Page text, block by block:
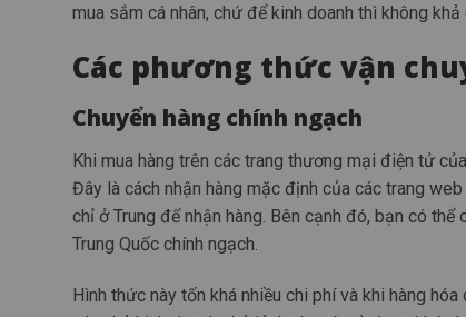
mua sắm cá nhân, chứ để kinh doanh thì không
Các phương thức vận
Chuyển hàng chính ngạch
Khi mua hàng trên các trang thương mại điện tử
Đây là cách nhận hàng mặc định của các trang
chỉ ở Trung để nhận hàng. Bên cạnh đó, bạn có
Trung Quốc chính ngạch.
Hình thức này tốn khá nhiều chi phí và khi hàng